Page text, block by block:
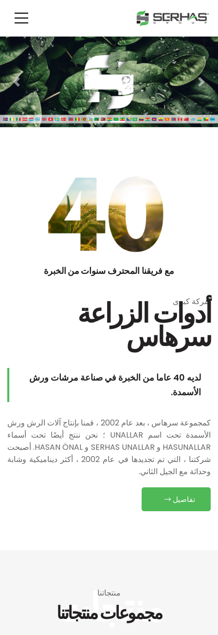
Previous Next
مع فريقنا المحترف سنوات من الخبرة
شركة كبرى
أدوات الزراعة
سرهاس
لديه 40 عاما من الخبرة في صناعة مرشات ورش
الأسمدة.
كمجموعة سرهاس ، بعد عام 2002 ، قمنا بإنتاج آلات الرش ورش
الأسمدة تحت اسم UNALLAR ؛ نحن ننتج أيضًا تحت أسماء
HASUNALLAR و SERHAS UNALLAR و HASAN ÖNAL. أصبحت
شركتنا ، التي تم تجديدها في عام 2002 ، أكثر ديناميكية وشابة
وحداثة مع الجيل الثاني.
تفاصيل
منتجات
منتجاتنا
مجموعات منتجاتنا